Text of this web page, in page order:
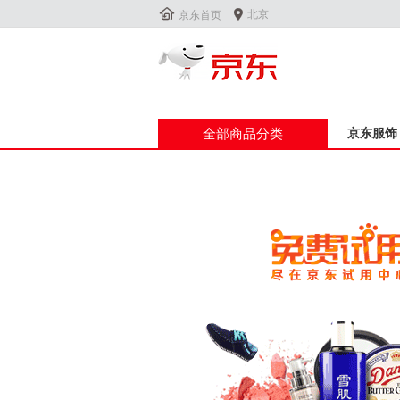
 京东首页  北京
全部商品分类 京东服饰